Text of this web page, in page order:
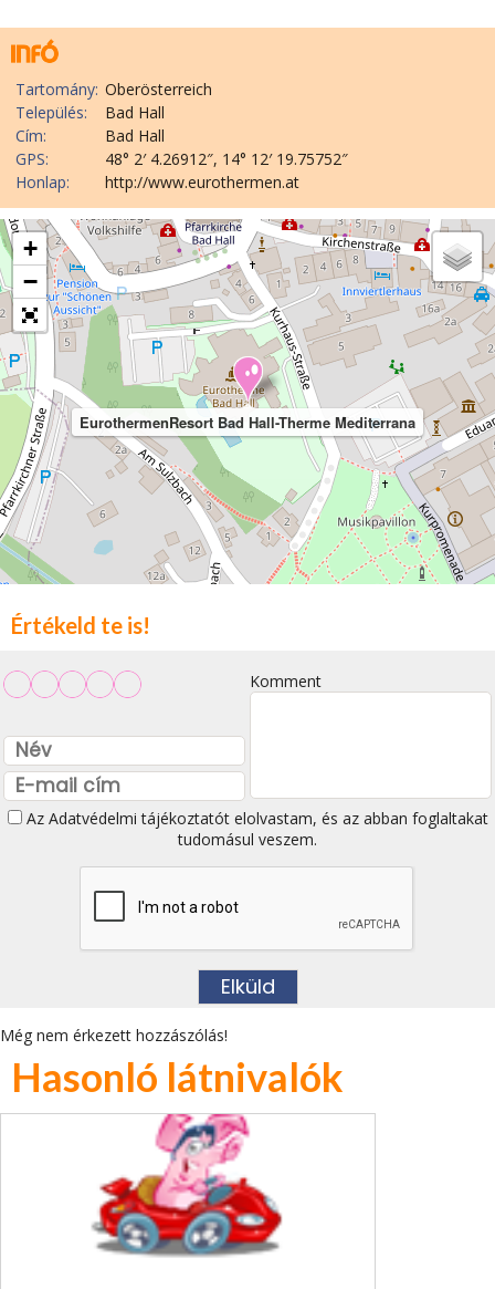
Tartomány: Oberösterreich
Település:
Bad Hall
Cím:
Bad Hall
GPS:
48° 2′ 4.26912″, 14° 12′ 19.75752″
Honlap:
http://www.eurothermen.at
EurothermenResort Bad Hall-Therme Mediterrana
+
−
Értékeld te is!
Komment
Az Adatvédelmi tájékoztatótelolvastam, és az abban foglaltakat
tudomásul veszem.
Még nem érkezett hozzászólás!
Hasonló látnivalók